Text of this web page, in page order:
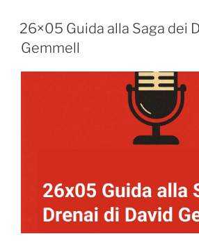
26×05 Guida alla Saga dei
Gemmell